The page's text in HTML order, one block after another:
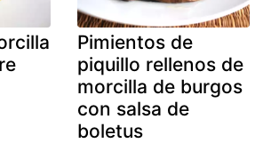
Pimientos de
piquillo rellenos de
morcilla de burgos
con salsa de
boletus